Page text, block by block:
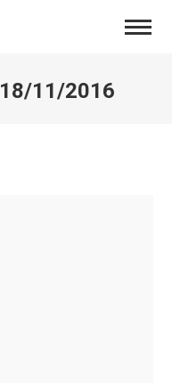
18/11/2016